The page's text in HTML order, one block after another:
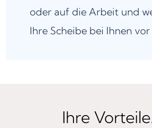
oder auf die Arbeit und
Ihre Scheibe bei Ihnen
Ihre